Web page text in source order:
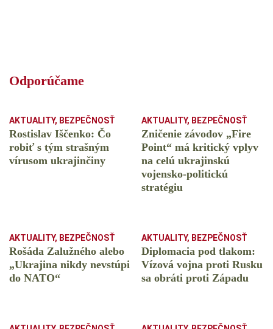
Odporúčame
AKTUALITY, BEZPEČNOSŤ
Rostislav Iščenko: Čo
robiť s tým strašným
vírusom ukrajinčiny
AKTUALITY, BEZPEČNOSŤ
Zničenie závodov „Fire
Point“ má kritický vplyv
na celú ukrajinskú
vojensko-politickú
stratégiu
AKTUALITY, BEZPEČNOSŤ
Rošáda Zalužného alebo
„Ukrajina nikdy nevstúpi
do NATO“
AKTUALITY, BEZPEČNOSŤ
Diplomacia pod tlakom:
Vízová vojna proti Rusku
sa obráti proti Západu